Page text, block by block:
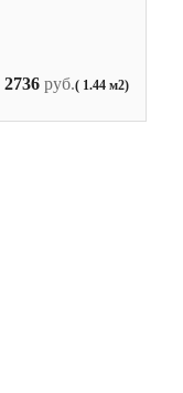
2736 руб.( 1.44 м2)